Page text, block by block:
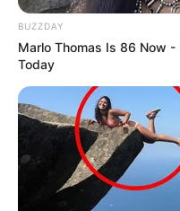
BUZZDAY
Marlo Thomas Is 86 Now
Today